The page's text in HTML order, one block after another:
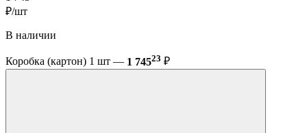
₽/шт
В наличии
Коробка (картон) 1 шт — 1 74523 ₽